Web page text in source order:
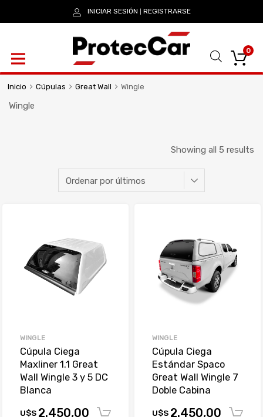
INICIAR SESIÓN REGISTRARSE
0
Inicio Cúpulas Great Wall Wingle
Wingle
Showing all 5 results
WINGLE
Cúpula Ciega
Maxliner 1.1 Great
Wall Wingle 3 y 5 DC
Blanca
U$S 2.450,00 Comprar
WINGLE
Cúpula Ciega
Estándar Spaco
Great Wall Wingle 7
Doble Cabina
U$S 2.450,00